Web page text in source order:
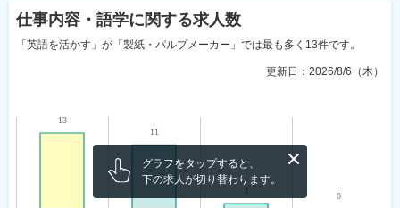
仕事内容・語学に関する求人数
「英語を活かす」が「製紙・パルプメーカー」では最も多く13件です。
更新日： 2026/8/6（木）
グラフをタップすると、
下の求人が切り替わります。